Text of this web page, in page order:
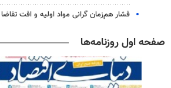
فشار هم‌زمان گرانی مواد اولیه و افت تقاضا
صفحه اول روزنامه‌ها